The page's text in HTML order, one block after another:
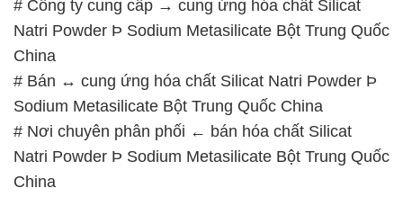
# Công ty cung cấp → cung ứng hóa chất Silicat
Natri Powder Þ Sodium Metasilicate Bột Trung Quốc
China
# Bán ↔ cung ứng hóa chất Silicat Natri Powder Þ
Sodium Metasilicate Bột Trung Quốc China
# Nơi chuyên phân phối ← bán hóa chất Silicat
Natri Powder Þ Sodium Metasilicate Bột Trung Quốc
China